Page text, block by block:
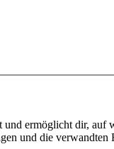
ermöglicht dir,
und die